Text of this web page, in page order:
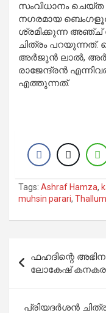
സംവിധാനം ചെയ്ത
നഗരമായ
ശ്രമിക്കുന്ന
ചിത്രം
അര്‍ജുന്‍ ലാല്‍,
രാജേന്ദ്രന്‍
എത്തുന്നത്.
Tags: Ashraf Hamza,
muhsin parari,
navigation
ഫഹദിന്റെ
ലോകേഷ്
പ്രിയദര്‍ശന്‍